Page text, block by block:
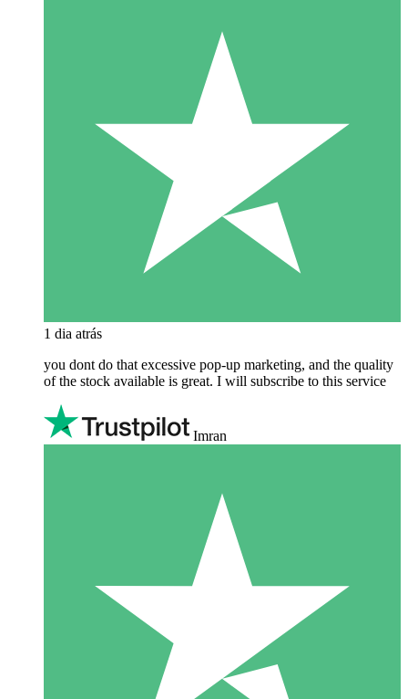
1 dia atrás
you dont do that excessive pop-up marketing, and the quality
of the stock available is great. I will subscribe to this service
Imran